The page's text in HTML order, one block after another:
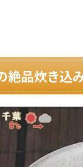
絶品炊き込